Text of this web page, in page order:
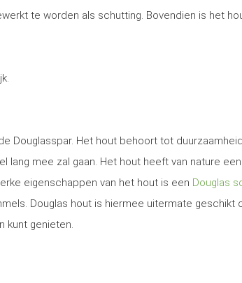
te worden als schutting. Bovendien is het
Douglasspar. Het hout behoort tot
mee zal gaan. Het hout heeft van nature
eigenschappen van het hout is een Douglas
Douglas hout is hiermee uitermate geschikt
kunt genieten.